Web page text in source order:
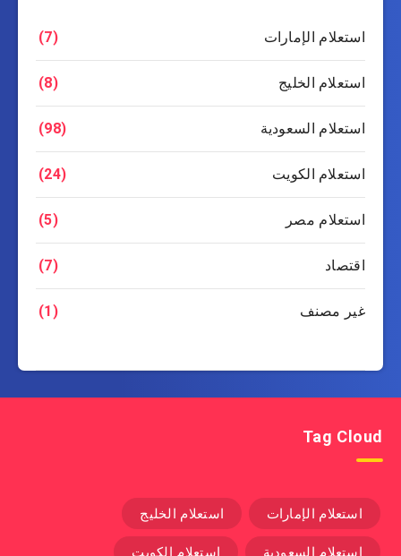
استعلام الإمارات (7)
استعلام الخليج (8)
استعلام السعودية (98)
استعلام الكويت (24)
استعلام مصر (5)
اقتصاد (7)
غير مصنف (1)
Tag Cloud
استعلام الإمارات استعلام الخليج
استعلام السعودية استعلام الكويت